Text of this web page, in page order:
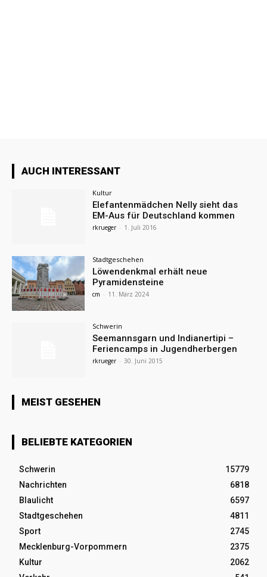
AUCH INTERESSANT
Kultur
Elefantenmädchen Nelly sieht das
EM-Aus für Deutschland kommen
rkrueger - 1. Juli 2016
Stadtgeschehen
Löwendenkmal erhält neue
Pyramidensteine
cm - 11. März 2024
Schwerin
Seemannsgarn und Indianertipi –
Feriencamps in Jugendherbergen
rkrueger - 30. Juni 2015
MEIST GESEHEN
BELIEBTE KATEGORIEN
Schwerin
15779
Nachrichten
6818
Blaulicht
6597
Stadtgeschehen
4811
Sport
2745
Mecklenburg-Vorpommern
2375
Kultur
2062